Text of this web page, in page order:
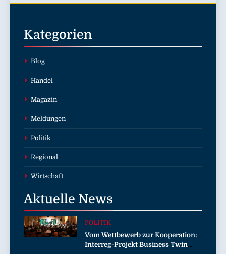
Kategorien
Blog
Handel
Magazin
Meldungen
Politik
Regional
Wirtschaft
Aktuelle News
POLITIK
Vom Wettbewerb zur Kooperation:
Interreg-Projekt Business Twin